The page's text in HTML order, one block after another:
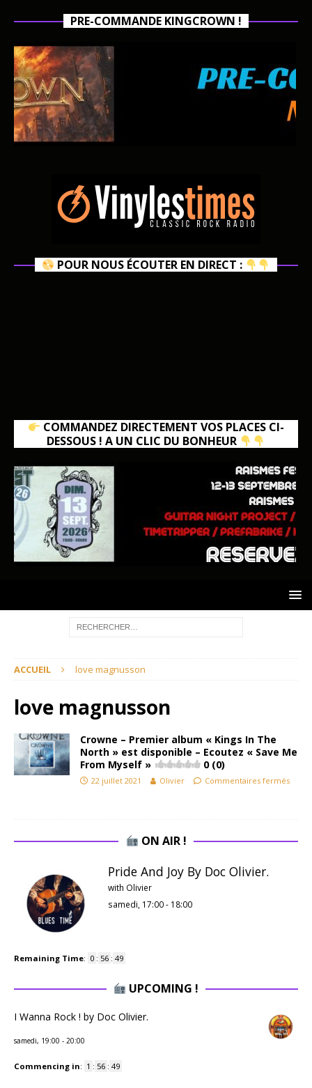
PRE-COMMANDE KINGCROWN !
POUR NOUS ÉCOUTER EN DIRECT :
COMMANDEZ DIRECTEMENT VOS PLACES CI-
DESSOUS ! A UN CLIC DU BONHEUR
ACCUEIL love magnusson
love magnusson
Crowne – Premier album « Kings In The
North » est disponible – Ecoutez « Save Me
From Myself »
0 (0)
22 juillet 2021 Olivier Commentaires fermés
ON AIR !
Pride And Joy By Doc Olivier.
with Olivier
samedi, 17:00- 18:00
Remaining Time: 0 : 56 : 48
UPCOMING !
I Wanna Rock ! by Doc Olivier.
samedi, 19:00 - 20:00
Commencing in: 1 : 56 : 48